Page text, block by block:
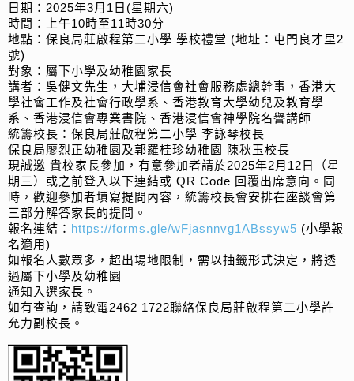
日期：2025年3月1日(星期六)
時間：上午10時至11時30分
地點：保良局莊啟程第二小學 學校禮堂 (地址：屯門良才里2
號)
對象：屬下小學及幼稚園家長
講者：吳健文先生，大埔浸信會社會服務處總幹事，香港大
學社會工作及社會行政學系、香港教育大學幼兒及教育學
系、香港浸信會專業書院、香港浸信會神學院名譽講師
統籌校長：保良局莊啟程第二小學 李詠琴校長
保良局廖烈正幼稚園及郭羅桂珍幼稚園 陳秋玉校長
現誠邀 貴校家長參加，有意參加者請於2025年2月12日（星
期三）或之前登入以下連結或 QR Code 回覆出席意向。同
時，歡迎參加者填寫提問內容，統籌校長會安排在座談會第
三部分解答家長的提問。
報名連結： https://forms.gle/wFjasnnvg1ABssyw5 (小學報
名適用)
如報名人數眾多，超出場地限制，需以抽籤形式決定，將透
過屬下小學及幼稚園
通知入選家長。
如有查詢，請致電2462 1722聯絡保良局莊啟程第二小學許
允力副校長。